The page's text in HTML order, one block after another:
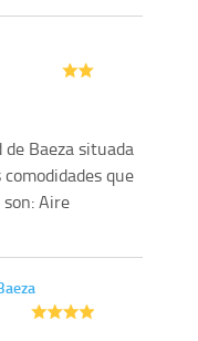
Baeza situada
que
Aire